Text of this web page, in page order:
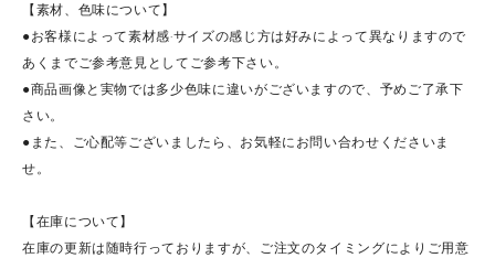
【素材、色味について】
●お客様によって素材感·サイズの感じ方は好みによって異なりますので
あくまでご参考意見としてご参考下さい。
●商品画像と実物では多少色味に違いがございますので、予めご了承下
さい。
●また、ご心配等ございましたら、お気軽にお問い合わせくださいま
せ。
【在庫について】
在庫の更新は随時行っておりますが、ご注文のタイミングによりご用意